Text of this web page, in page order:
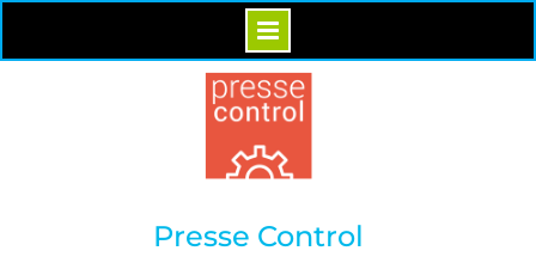
Skip
Presse Control